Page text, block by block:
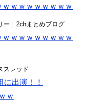
ｗｗｗｗｗｗｗｗ
ー｜2chまとめブログ
ｗｗｗｗｗｗｗｗｗ
スレッド
に出演！！
ｗ